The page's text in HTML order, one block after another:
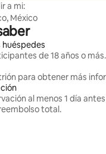
a mi:
México
huéspedes
de 18 años o más.
para obtener más
al menos 1 día
total.